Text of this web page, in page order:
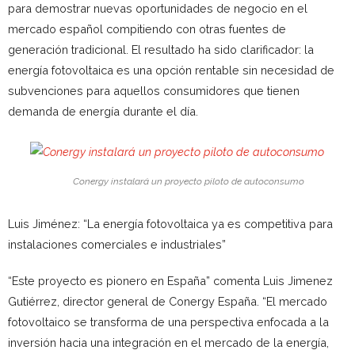
para demostrar nuevas oportunidades de negocio en el
mercado español compitiendo con otras fuentes de
generación tradicional. El resultado ha sido clarificador: la
energía fotovoltaica es una opción rentable sin necesidad de
subvenciones para aquellos consumidores que tienen
demanda de energía durante el día.
Conergy instalará un proyecto piloto de autoconsumo
Luis Jiménez: “La energía fotovoltaica ya es competitiva para
instalaciones comerciales e industriales”
“Este proyecto es pionero en España” comenta Luis Jimenez
Gutiérrez, director general de Conergy España. “El mercado
fotovoltaico se transforma de una perspectiva enfocada a la
inversión hacia una integración en el mercado de la energía,